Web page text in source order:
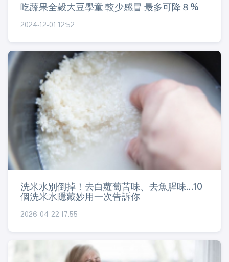
吃蔬果全穀大豆學童 較少感冒 最多可降８%
2024-12-01 12:52
洗米水別倒掉！去白蘿蔔苦味、去魚腥味...10
個洗米水隱藏妙用一次告訴你
2026-04-22 17:55